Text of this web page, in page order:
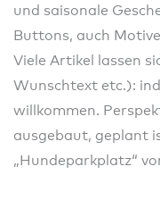
und saisonale
Buttons, auch
Viele Artikel lassen
Wunschtext etc.):
willkommen.
ausgebaut, geplant
„Hundeparkplatz“